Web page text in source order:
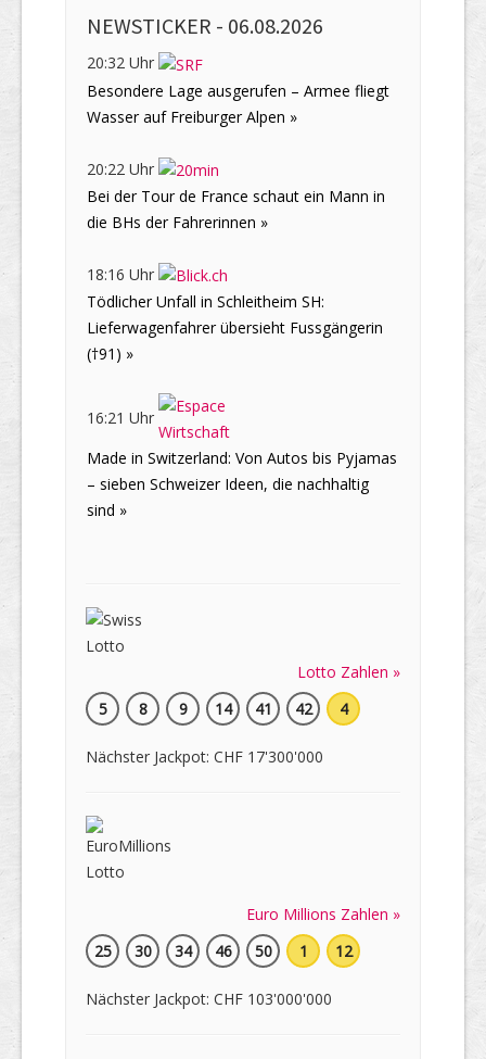
NEWSTICKER - 06.08.2026
20:32 Uhr
Besondere Lage ausgerufen – Armee fliegt
Wasser auf Freiburger Alpen »
20:22 Uhr
Bei der Tour de France schaut ein Mann in
die BHs der Fahrerinnen »
18:16 Uhr
Tödlicher Unfall in Schleitheim SH:
Lieferwagenfahrer übersieht Fussgängerin
(†91) »
16:21 Uhr
Made in Switzerland: Von Autos bis Pyjamas
– sieben Schweizer Ideen, die nachhaltig
sind »
Lotto Zahlen »
5
8 9 14 41 42 4
Nächster Jackpot: CHF 17'300'000
Euro Millions Zahlen »
25
30 34 46 50 1 12
Nächster Jackpot: CHF 103'000'000